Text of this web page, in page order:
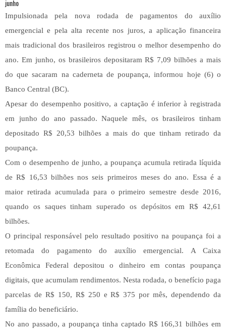
Impulsionada pela nova rodada de pagamentos do auxílio
emergencial e pela alta recente nos juros, a aplicação financeira
mais tradicional dos brasileiros registrou o melhor desempenho do
ano. Em junho, os brasileiros depositaram R$ 7,09 bilhões a mais
do que sacaram na caderneta de poupança, informou hoje (6) o
Banco Central (BC).
Apesar do desempenho positivo, a captação é inferior à registrada
em junho do ano passado. Naquele mês, os brasileiros tinham
depositado R$ 20,53 bilhões a mais do que tinham retirado da
poupança.
Com o desempenho de junho, a poupança acumula retirada líquida
de R$ 16,53 bilhões nos seis primeiros meses do ano. Essa é a
maior retirada acumulada para o primeiro semestre desde 2016,
quando os saques tinham superado os depósitos em R$ 42,61
bilhões.
O principal responsável pelo resultado positivo na poupança foi a
retomada do pagamento do auxílio emergencial. A Caixa
Econômica Federal depositou o dinheiro em contas poupança
digitais, que acumulam rendimentos. Nesta rodada, o benefício paga
parcelas de R$ 150, R$ 250 e R$ 375 por mês, dependendo da
família do beneficiário.
No ano passado, a poupança tinha captado R$ 166,31 bilhões em